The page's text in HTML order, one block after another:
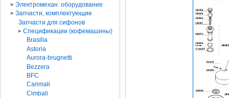
Электромехан. оборудование
Запчасти, комплектующие
Запчасти для сифонов
Спецификации (кофемашины)
Brasilia
Astoria
Aurora-brugnetti
Bezzera
BFC
Carimali
Cimbali